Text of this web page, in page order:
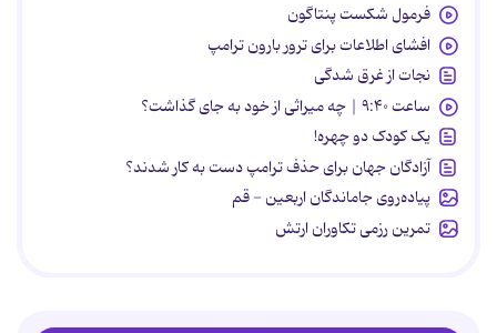
فرمول شکست پنتاگون
افشای اطلاعات برای ترور بارون ترامپ
نجات از غرق شدگی
ساعت ۹:۴۰ | چه میراثی از خود به جای گذاشت؟
یک کودک دو چهره!
آزادگان جهان برای حذف ترامپ دست به کار شدند؟
پیاده‌روی جاماندگان اربعین - قم
تمرین رزمی تکاوران ارتش